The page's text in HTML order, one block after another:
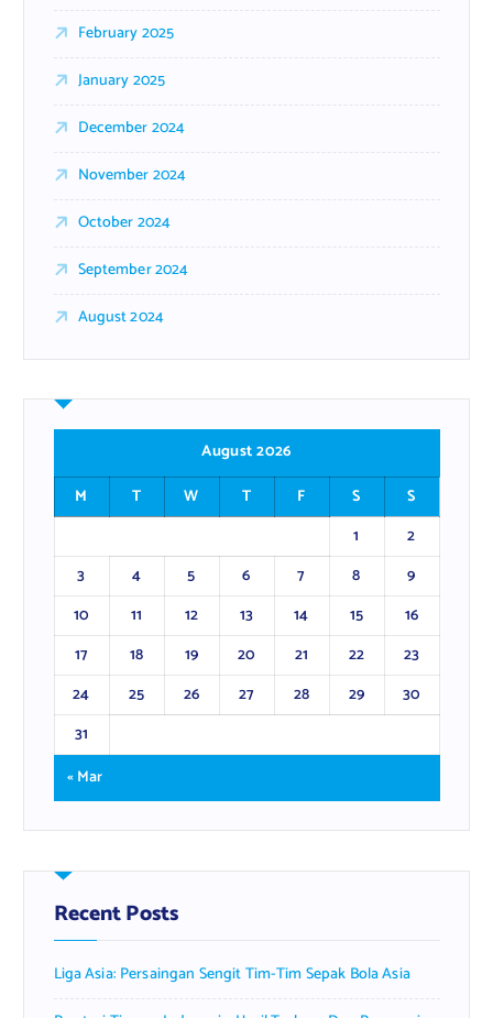
February 2025
January 2025
December 2024
November 2024
October 2024
September 2024
August 2024
August 2026
M
T W T F S
S
1
2
3
4 5 6 7 8
9
10
11 12 13 14 15
16
17
18 19 20 21 22
23
24
25 26 27 28 29
30
31
« Mar
Recent Posts
Liga Asia: Persaingan Sengit Tim-Tim Sepak Bola Asia